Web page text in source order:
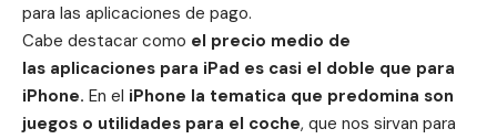
para las aplicaciones de pago.
Cabe destacar como el precio medio de
las aplicaciones para iPad es casi el doble que para
iPhone. En el iPhone la tematica que predomina son
juegos o utilidades para el coche, que nos sirvan para